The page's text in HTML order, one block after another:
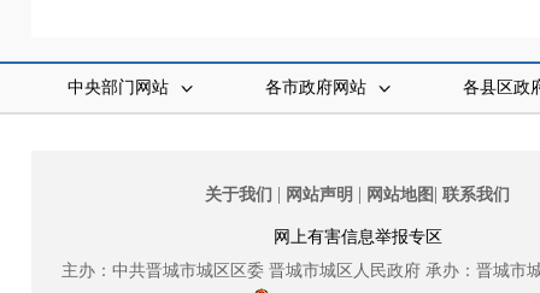
中央部门网站 各市政府网站 各县区政
关于我们 | 网站声明 | 网站地图 | 联系我们
网上有害信息举报专区
主办：中共晋城市城区区委 晋城市城区人民政府 承办：晋城市